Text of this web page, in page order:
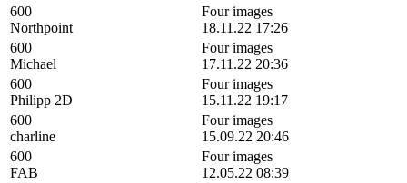
600
Northpoint
Four images
18.11.22 17:26
600
Michael
Four images
17.11.22 20:36
600
Philipp 2D
Four images
15.11.22 19:17
600
charline
Four images
15.09.22 20:46
600
FAB
Four images
12.05.22 08:39